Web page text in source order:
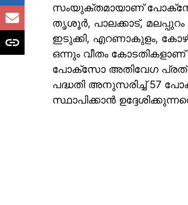
സംയുക്തമായാണ് പോക്സോ
തൃശൂര്‍, പാലക്കാട്,
ഇടുക്കി, എറണാകുളം,
ഒന്നും വീതം
പോക്സോ അതിവേഗ
പദ്ധതി അനുസരിച്ച് 57
സ്ഥാപിക്കാന്‍